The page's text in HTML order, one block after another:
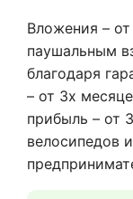
Вложения –
паушальным
благодаря
– от 3х
прибыль – от
велосипедов